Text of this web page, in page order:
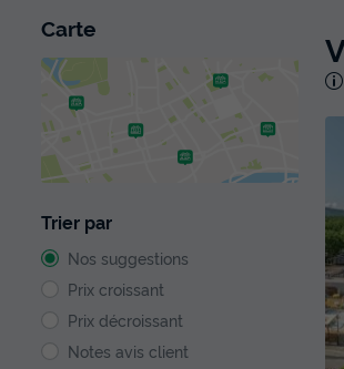
Carte
Trier par
Nos suggestions
Prix croissant
Prix décroissant
Notes avis client